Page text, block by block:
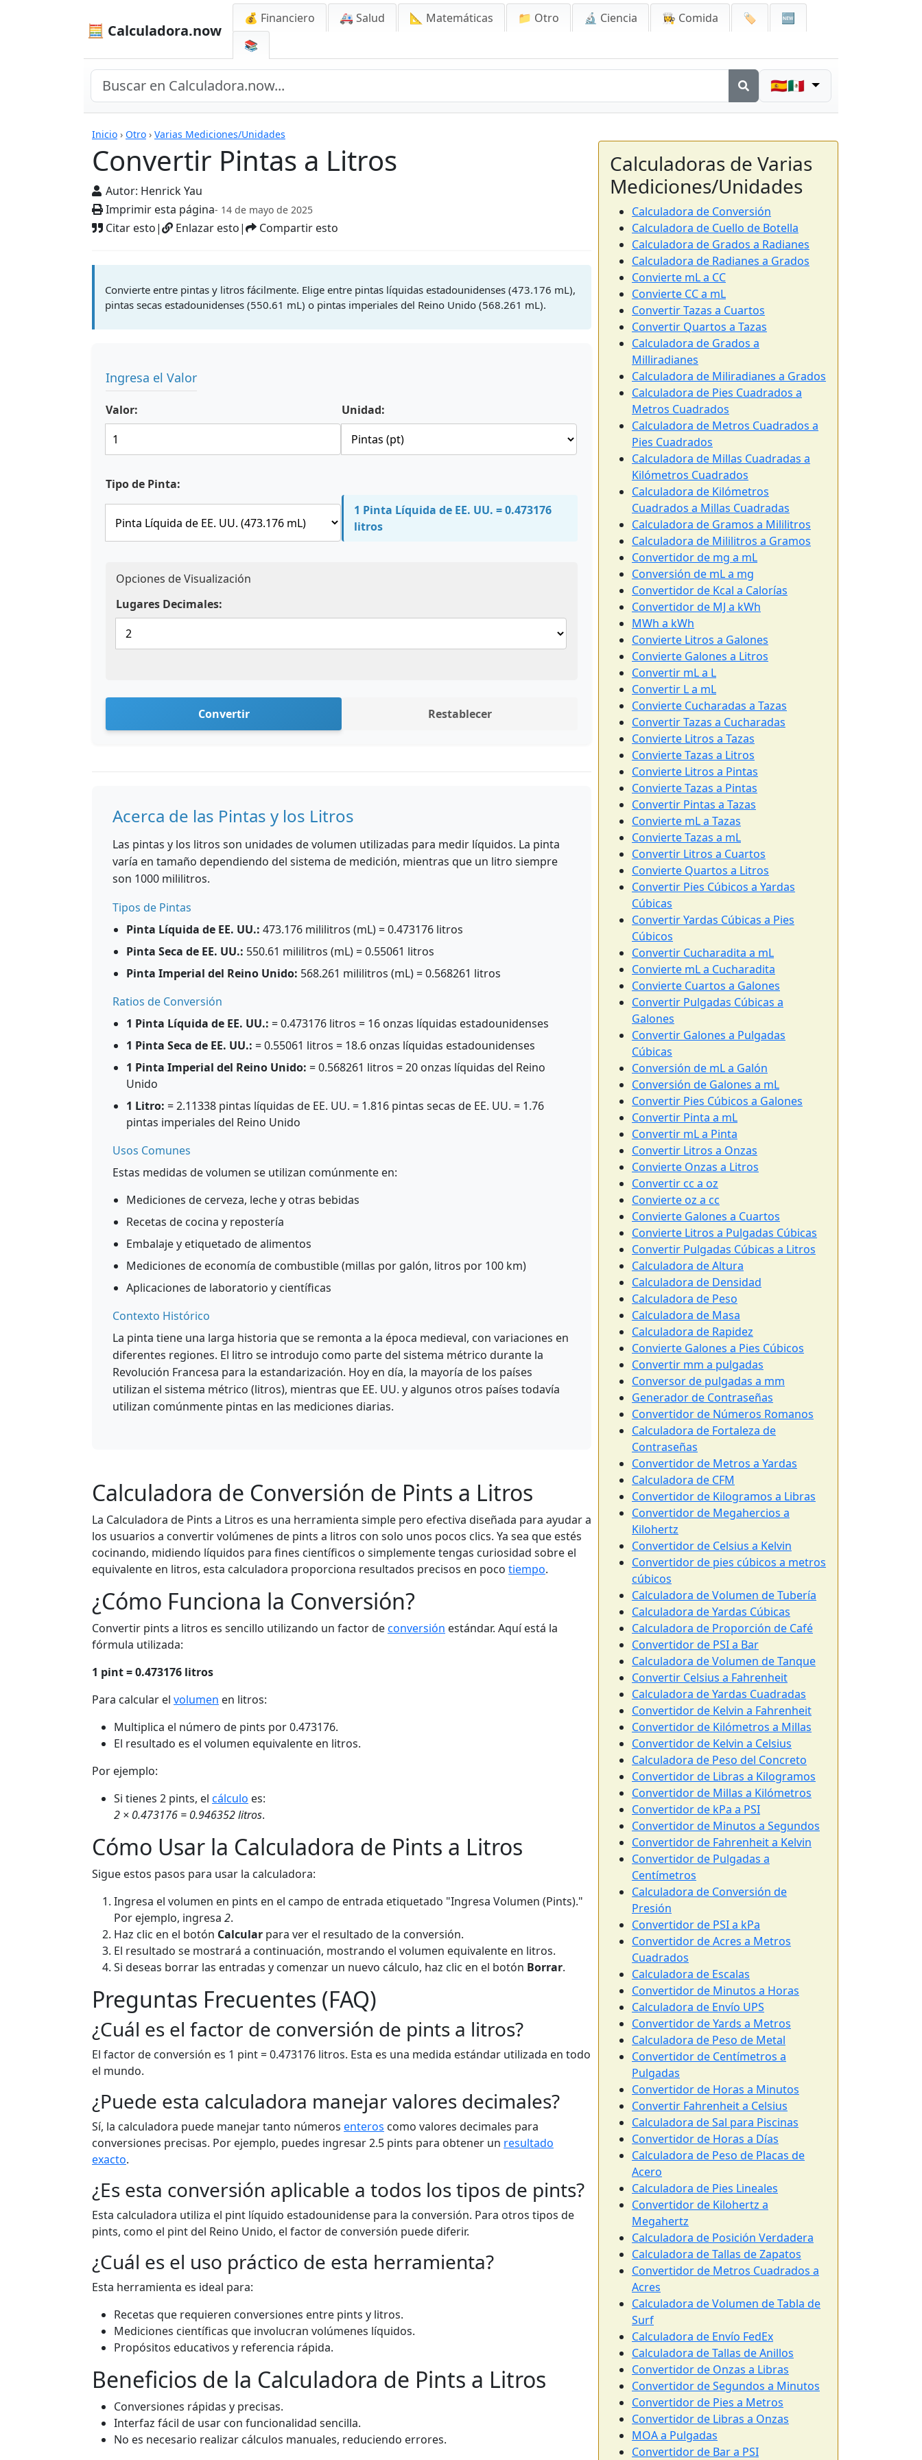
🧮 Calculadora.now
💰 Financiero 🚑 Salud 📐 Matemáticas 📁 Otro 🔬 Ciencia 👩‍🍳 Comida 🏷️
🆕
📚
🇪🇸🇲🇽
Inicio › Otro › Varias Mediciones/Unidades
Convertir Pintas a Litros
Autor: Henrick Yau
Imprimir esta página- 14 de mayo de 2025
Citar esto| Enlazar esto| Compartir esto
Calculadoras
Convierte entre pintas y litros fácilmente. Elige entre pintas líquidas estadounidenses (473.176 mL),
pintas secas estadounidenses (550.61 mL) o pintas imperiales del Reino Unido (568.261 mL).
Ingresa el Valor
Valor: Unidad:
Tipo de Pinta:
1 Pinta Líquida de EE. UU. = 0.473176
litros
Opciones de Visualización
Lugares Decimales:
Convertir Restablecer
Acerca de las Pintas y los Litros
Las pintas y los litros son unidades de volumen utilizadas para medir líquidos. La pinta
varía en tamaño dependiendo del sistema de medición, mientras que un litro siempre
son 1000 mililitros.
Tipos de Pintas
Pinta Líquida de EE. UU.: 473.176 mililitros (mL) = 0.473176 litros
Pinta Seca de EE. UU.: 550.61 mililitros (mL) = 0.55061 litros
Pinta Imperial del Reino Unido: 568.261 mililitros (mL) = 0.568261 litros
Ratios de Conversión
1 Pinta Líquida de EE. UU.: = 0.473176 litros = 16 onzas líquidas estadounidenses
1 Pinta Seca de EE. UU.: = 0.55061 litros = 18.6 onzas líquidas estadounidenses
1 Pinta Imperial del Reino Unido: = 0.568261 litros = 20 onzas líquidas del Reino
Unido
1 Litro: = 2.11338 pintas líquidas de EE. UU. = 1.816 pintas secas de EE. UU. = 1.76
pintas imperiales del Reino Unido
Usos Comunes
Estas medidas de volumen se utilizan comúnmente en:
Mediciones de cerveza, leche y otras bebidas
Recetas de cocina y repostería
Embalaje y etiquetado de alimentos
Mediciones de economía de combustible (millas por galón, litros por 100 km)
Aplicaciones de laboratorio y científicas
Contexto Histórico
La pinta tiene una larga historia que se remonta a la época medieval, con variaciones en
diferentes regiones. El litro se introdujo como parte del sistema métrico durante la
Revolución Francesa para la estandarización. Hoy en día, la mayoría de los países
utilizan el sistema métrico (litros), mientras que EE. UU. y algunos otros países todavía
utilizan comúnmente pintas en las mediciones diarias.
Calculadora de Conversión de Pints a Litros
La Calculadora de Pints a Litros es una herramienta simple pero efectiva diseñada para ayudar a
los usuarios a convertir volúmenes de pints a litros con solo unos pocos clics. Ya sea que estés
cocinando, midiendo líquidos para fines científicos o simplemente tengas curiosidad sobre el
equivalente en litros, esta calculadora proporciona resultados precisos en poco tiempo.
¿Cómo Funciona la Conversión?
Convertir pints a litros es sencillo utilizando un factor deconversión estándar. Aquí está la
fórmula utilizada:
1 pint = 0.473176 litros
Para calcular el volumen en litros:
Multiplica el número de pints por 0.473176.
El resultado es el volumen equivalente en litros.
Por ejemplo:
Si tienes 2 pints, el cálculo es:
2 × 0.473176 = 0.946352 litros.
Cómo Usar la Calculadora de Pints a Litros
Sigue estos pasos para usar la calculadora:
Ingresa el volumen en pints en el campo de entrada etiquetado "Ingresa Volumen (Pints)."
Por ejemplo, ingresa 2.
Haz clic en el botón Calcular para ver el resultado de la conversión.
El resultado se mostrará a continuación, mostrando el volumen equivalente en litros.
Si deseas borrar las entradas y comenzar un nuevo cálculo, haz clic en el botón Borrar.
Preguntas Frecuentes (FAQ)
¿Cuál es el factor de conversión de pints a litros?
El factor de conversión es 1 pint = 0.473176 litros. Esta es una medida estándar utilizada en todo
el mundo.
¿Puede esta calculadora manejar valores decimales?
Sí, la calculadora puede manejar tanto números enteros como valores decimales para
conversiones precisas. Por ejemplo, puedes ingresar 2.5 pints para obtener un resultado
exacto.
¿Es esta conversión aplicable a todos los tipos de pints?
Esta calculadora utiliza el pint líquido estadounidense para la conversión. Para otros tipos de
pints, como el pint del Reino Unido, el factor de conversión puede diferir.
¿Cuál es el uso práctico de esta herramienta?
Esta herramienta es ideal para:
Recetas que requieren conversiones entre pints y litros.
Mediciones científicas que involucran volúmenes líquidos.
Propósitos educativos y referencia rápida.
Beneficios de la Calculadora de Pints a Litros
Conversiones rápidas y precisas.
Interfaz fácil de usar con funcionalidad sencilla.
No es necesario realizar cálculos manuales, reduciendo errores.
Calculadoras de Varias
Mediciones/Unidades
Calculadora de Conversión
Calculadora de Cuello de Botella
Calculadora de Grados a Radianes
Calculadora de Radianes a Grados
Convierte mL a CC
Convierte CC a mL
Convertir Tazas a Cuartos
Convertir Quartos a Tazas
Calculadora de Grados a
Milliradianes
Calculadora de Miliradianes a Grados
Calculadora de Pies Cuadrados a
Metros Cuadrados
Calculadora de Metros Cuadrados a
Pies Cuadrados
Calculadora de Millas Cuadradas a
Kilómetros Cuadrados
Calculadora de Kilómetros
Cuadrados a Millas Cuadradas
Calculadora de Gramos a Mililitros
Calculadora de Mililitros a Gramos
Convertidor de mg a mL
Conversión de mL a mg
Convertidor de Kcal a Calorías
Convertidor de MJ a kWh
MWh a kWh
Convierte Litros a Galones
Convierte Galones a Litros
Convertir mL a L
Convertir L a mL
Convierte Cucharadas a Tazas
Convertir Tazas a Cucharadas
Convierte Litros a Tazas
Convierte Tazas a Litros
Convierte Litros a Pintas
Convierte Tazas a Pintas
Convertir Pintas a Tazas
Convierte mL a Tazas
Convierte Tazas a mL
Convertir Litros a Cuartos
Convierte Quartos a Litros
Convertir Pies Cúbicos a Yardas
Cúbicas
Convertir Yardas Cúbicas a Pies
Cúbicos
Convertir Cucharadita a mL
Convierte mL a Cucharadita
Convierte Cuartos a Galones
Convertir Pulgadas Cúbicas a
Galones
Convertir Galones a Pulgadas
Cúbicas
Conversión de mL a Galón
Conversión de Galones a mL
Convertir Pies Cúbicos a Galones
Convertir Pinta a mL
Convertir mL a Pinta
Convertir Litros a Onzas
Convierte Onzas a Litros
Convertir cc a oz
Convierte oz a cc
Convierte Galones a Cuartos
Convierte Litros a Pulgadas Cúbicas
Convertir Pulgadas Cúbicas a Litros
Calculadora de Altura
Calculadora de Densidad
Calculadora de Peso
Calculadora de Masa
Calculadora de Rapidez
Convierte Galones a Pies Cúbicos
Convertir mm a pulgadas
Conversor de pulgadas a mm
Generador de Contraseñas
Convertidor de Números Romanos
Calculadora de Fortaleza de
Contraseñas
Convertidor de Metros a Yardas
Calculadora de CFM
Convertidor de Kilogramos a Libras
Convertidor de Megahercios a
Kilohertz
Convertidor de Celsius a Kelvin
Convertidor de pies cúbicos a metros
cúbicos
Calculadora de Volumen de Tubería
Calculadora de Yardas Cúbicas
Calculadora de Proporción de Café
Convertidor de PSI a Bar
Calculadora de Volumen de Tanque
Convertir Celsius a Fahrenheit
Calculadora de Yardas Cuadradas
Convertidor de Kelvin a Fahrenheit
Convertidor de Kilómetros a Millas
Convertidor de Kelvin a Celsius
Calculadora de Peso del Concreto
Convertidor de Libras a Kilogramos
Convertidor de Millas a Kilómetros
Convertidor de kPa a PSI
Convertidor de Minutos a Segundos
Convertidor de Fahrenheit a Kelvin
Convertidor de Pulgadas a
Centímetros
Calculadora de Conversión de
Presión
Convertidor de PSI a kPa
Convertidor de Acres a Metros
Cuadrados
Calculadora de Escalas
Convertidor de Minutos a Horas
Calculadora de Envío UPS
Convertidor de Yards a Metros
Calculadora de Peso de Metal
Convertidor de Centímetros a
Pulgadas
Convertidor de Horas a Minutos
Convertir Fahrenheit a Celsius
Calculadora de Sal para Piscinas
Convertidor de Horas a Días
Calculadora de Peso de Placas de
Acero
Calculadora de Pies Lineales
Convertidor de Kilohertz a
Megahertz
Calculadora de Posición Verdadera
Calculadora de Tallas de Zapatos
Convertidor de Metros Cuadrados a
Acres
Calculadora de Volumen de Tabla de
Surf
Calculadora de Envío FedEx
Calculadora de Tallas de Anillos
Convertidor de Onzas a Libras
Convertidor de Segundos a Minutos
Convertidor de Pies a Metros
Convertidor de Libras a Onzas
MOA a Pulgadas
Convertidor de Bar a PSI